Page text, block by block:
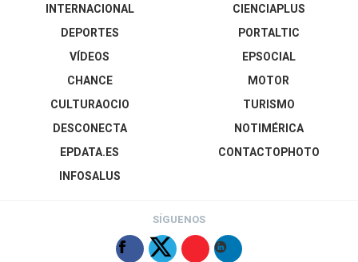
INTERNACIONAL
DEPORTES
VÍDEOS
CIENCIAPLUS
PORTALTIC
EPSOCIAL
CHANCE
CULTURAOCIO
DESCONECTA
EPDATA.ES
INFOSALUS
MOTOR
TURISMO
NOTIMÉRICA
CONTACTOPHOTO
SÍGUENOS